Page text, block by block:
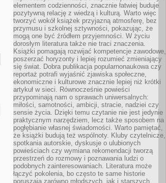
elementem codzienności, znacznie łatwiej buduje
pozytywną relację z wiedzą i kulturą. Warto więc
tworzyć wokół książek przyjazną atmosferę, bez
przymusu i szkolnej sztywności, pokazując, że
mogą one być źródłem przyjemności. W życiu
dorosłym literatura także nie traci znaczenia.
Książki pomagają rozwijać kompetencje zawodowe,
poszerzać horyzonty i lepiej rozumieć zmieniający
się świat. Dobra publikacja popularnonaukowa czy
reportaż potrafi wyjaśnić zjawiska społeczne,
ekonomiczne i kulturowe znacznie lepiej niż krótki
artykuł w sieci. Równocześnie powieści
przypominają nam o sprawach uniwersalnych:
miłości, samotności, ambicji, stracie, nadziei czy
sensie życia. Dzięki temu czytanie nie jest jedynie
praktycznym narzędziem, lecz także sposobem na
pogłębianie własnej świadomości. Warto pamiętać,
że książki budują też wspólnoty. Kluby czytelnicze,
spotkania autorskie, dyskusje o ulubionych
powieściach czy wymiana rekomendacji tworzą
przestrzeń do rozmowy i poznawania ludzi o
podobnych zainteresowaniach. Literatura może
łączyć pokolenia, bo często te same historie
poruszają zarówno młodszych, jak i starszych